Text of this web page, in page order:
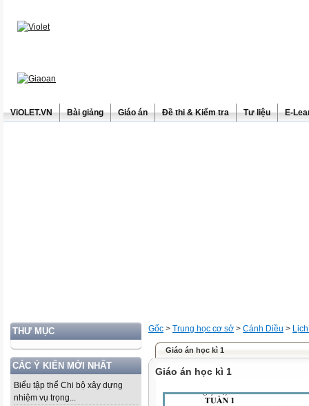
ViOLET.VN Bài giảng Giáo án Đề thi & Kiểm tra Tư liệu E-
THƯ MỤC
CÁC Ý KIẾN MỚI NHẤT
Biểu tập thể Chi bộ xây dựng
nhiệm vụ trọng...
Gốc > Trung học cơ sở > Cánh Diều >
Giáo án học kì 1
Giáo án học kì 1